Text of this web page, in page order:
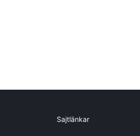
Sajtlänkar